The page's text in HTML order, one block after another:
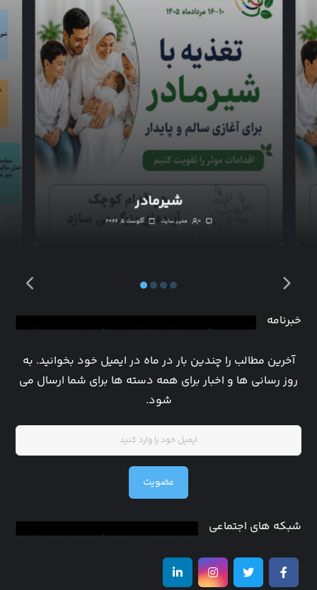
شیرمادر
آگوست ۵, ۲۰۲۶ مدیر سایت ۰
خبرنامه
آخرین مطالب را چندین بار در ماه در ایمیل خود بخوانید. به
روز رسانی ها و اخبار برای همه دسته ها برای شما ارسال می
شود.
عضویت
شبکه های اجتماعی